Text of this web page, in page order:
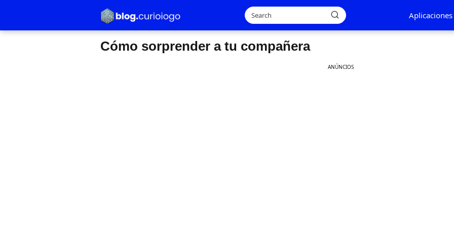
Aplicaciones
Cómo sorprender a tu compañera
ANÚNCIOS